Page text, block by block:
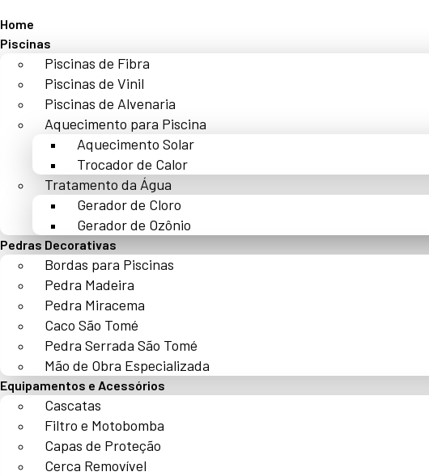
Home
Piscinas
Piscinas de Fibra
Piscinas de Vinil
Piscinas de Alvenaria
Aquecimento para Piscina
Aquecimento Solar
Trocador de Calor
Tratamento da Água
Gerador de Cloro
Gerador de Ozônio
Pedras Decorativas
Bordas para Piscinas
Pedra Madeira
Pedra Miracema
Caco São Tomé
Pedra Serrada São Tomé
Mão de Obra Especializada
Equipamentos e Acessórios
Cascatas
Filtro e Motobomba
Capas de Proteção
Cerca Removível